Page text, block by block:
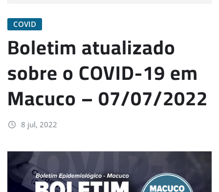
COVID
Boletim atualizado
sobre o COVID-19 em
Macuco – 07/07/2022
8 jul, 2022